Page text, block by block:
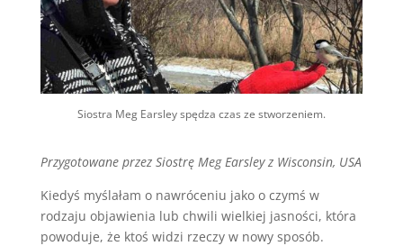
Siostra Meg Earsley spędza czas ze stworzeniem.
Przygotowane przez Siostrę Meg Earsley z Wisconsin, USA
Kiedyś myślałam o nawróceniu jako o czymś w
rodzaju objawienia lub chwili wielkiej jasności, która
powoduje, że ktoś widzi rzeczy w nowy sposób.